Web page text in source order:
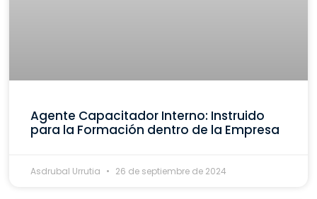
Agente Capacitador Interno: Instruido
para la Formación dentro de la Empresa
Asdrubal Urrutia 26 de septiembre de 2024